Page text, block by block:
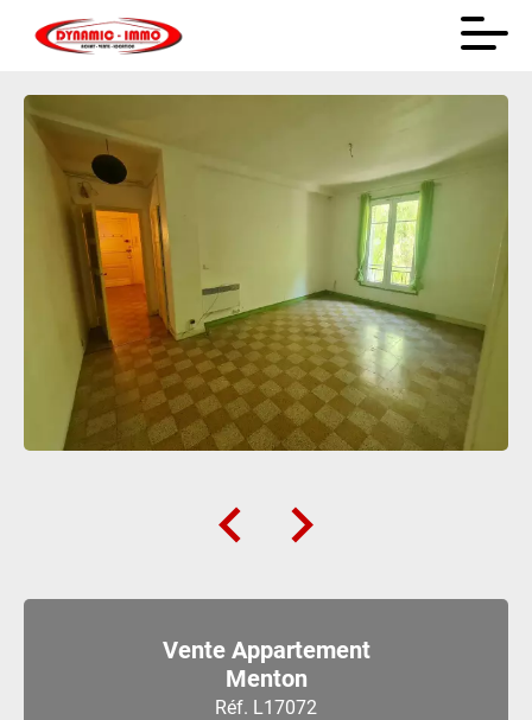
Vente Appartement
Menton
Réf. L17072